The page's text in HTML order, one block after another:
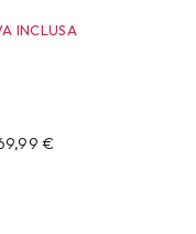
INCLUSA
€